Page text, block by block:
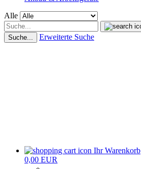
Alle
Suche... Erweiterte Suche
Ihr Warenkorb
0,00 EUR